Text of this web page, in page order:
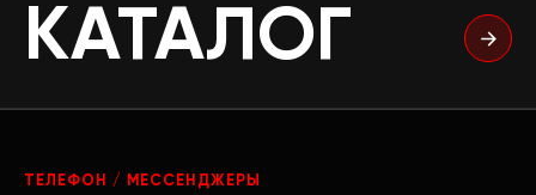
КАТАЛОГ
ТЕЛЕФОН / МЕССЕНДЖЕРЫ